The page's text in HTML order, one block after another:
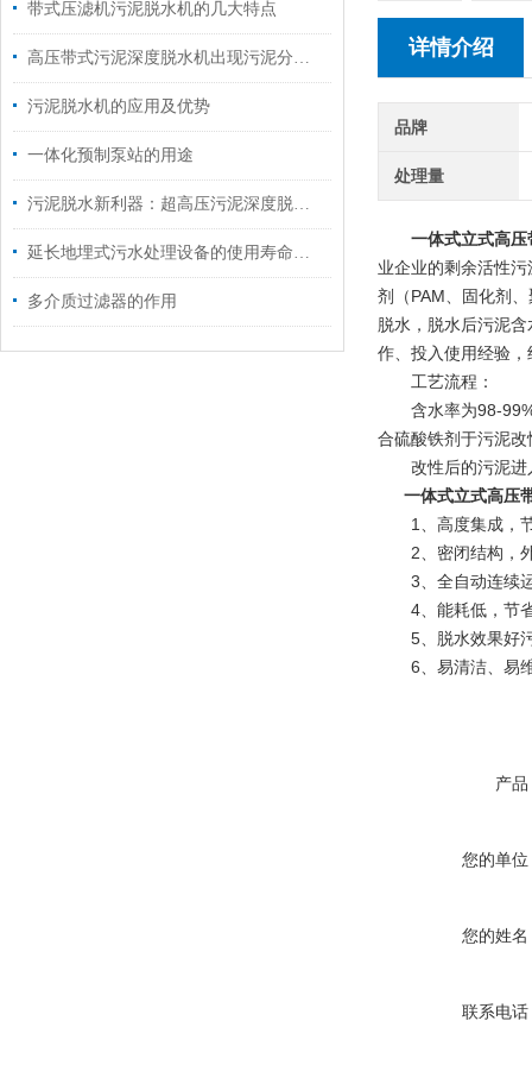
带式压滤机污泥脱水机的几大特点
高压带式污泥深度脱水机出现污泥分布不均时的解决方法
污泥脱水机的应用及优势
一体化预制泵站的用途
污泥脱水新利器：超高压污泥深度脱水机，含水率45%以下！
延长地埋式污水处理设备的使用寿命博宇有妙招
多介质过滤器的作用
详情介绍
品牌
处理量
一体式立式高
业企业的剩余活性
剂（PAM、固化剂
脱水，脱水后污泥
作、投入使用经验
工艺流程：
含水率为98-99%
合硫酸铁剂于污泥
改性后的污泥进入
一体式立式高压
1、高度集成，节
2、密闭结构，
3、全自动连续运
4、能耗低，节
5、脱水效果好污
6、易清洁、易
产品
您的单位
您的姓名
联系电话